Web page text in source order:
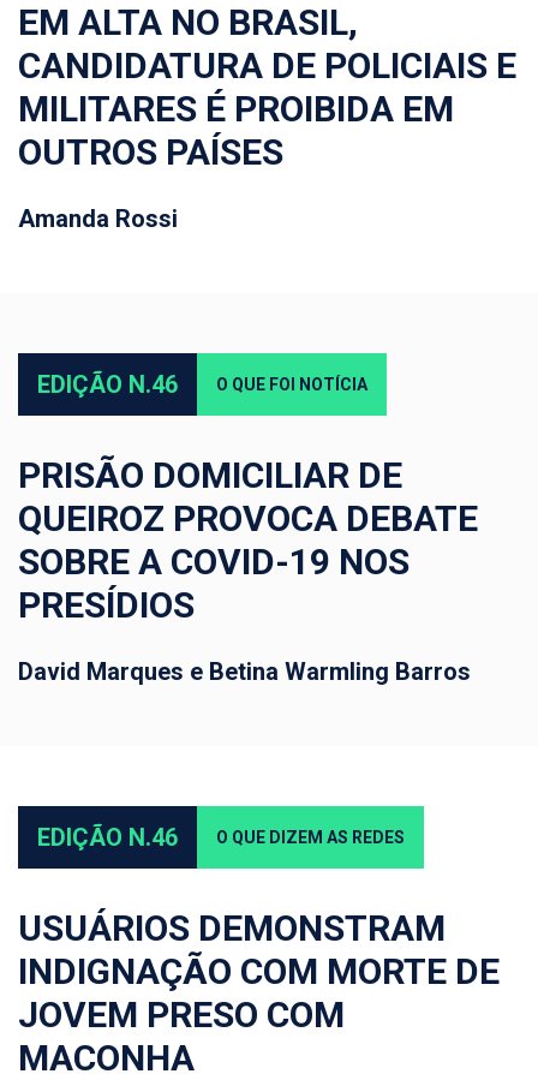
EM ALTA NO BRASIL,
CANDIDATURA DE POLICIAIS E
MILITARES É PROIBIDA EM
OUTROS PAÍSES
Amanda Rossi
EDIÇÃO N.46 O QUE FOI NOTÍCIA
PRISÃO DOMICILIAR DE
QUEIROZ PROVOCA DEBATE
SOBRE A COVID-19 NOS
PRESÍDIOS
David Marques e Betina Warmling Barros
EDIÇÃO N.46 O QUE DIZEM AS REDES
USUÁRIOS DEMONSTRAM
INDIGNAÇÃO COM MORTE DE
JOVEM PRESO COM
MACONHA